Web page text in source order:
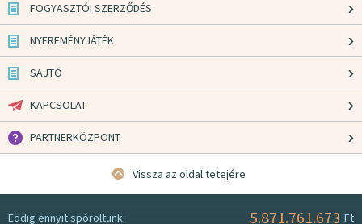
FOGYASZTÓI SZERZŐDÉS
NYEREMÉNYJÁTÉK
SAJTÓ
KAPCSOLAT
PARTNERKÖZPONT
Vissza az oldal tetejére
Eddig ennyit spóroltunk: 5.871.761.673 Ft